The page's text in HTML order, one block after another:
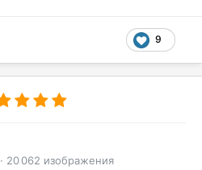
9
· 20 062 изображения